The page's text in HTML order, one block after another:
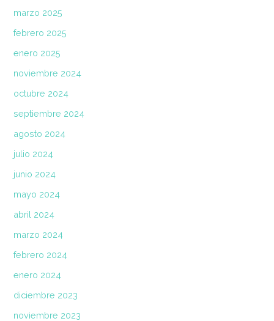
marzo 2025
febrero 2025
enero 2025
noviembre 2024
octubre 2024
septiembre 2024
agosto 2024
julio 2024
junio 2024
mayo 2024
abril 2024
marzo 2024
febrero 2024
enero 2024
diciembre 2023
noviembre 2023